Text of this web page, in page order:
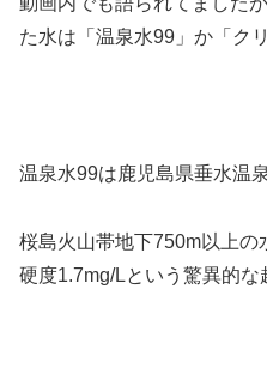
た水は「温泉水99」か「ク
温泉水99は鹿児島県垂水温
桜島火山帯地下750m以上の
硬度1.7mg/Lという驚異的